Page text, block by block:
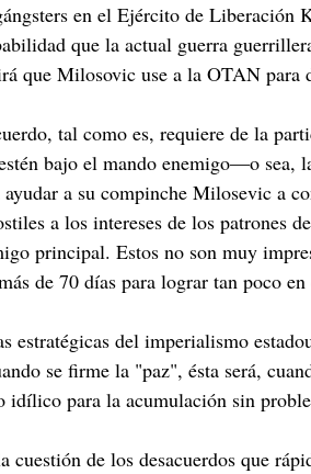
en el Ejército de Liberación
que la actual guerra
que Milosovic use a la OTAN
tal como es, requiere de la
bajo el mando enemigo—o sea,
a su compinche Milosevic a
a los intereses de los patrones
principal. Estos no son muy
de 70 días para lograr tan poco
estratégicas del imperialismo
se firme la "paz", ésta será,
idílico para la acumulación sin
cuestión de los desacuerdos que